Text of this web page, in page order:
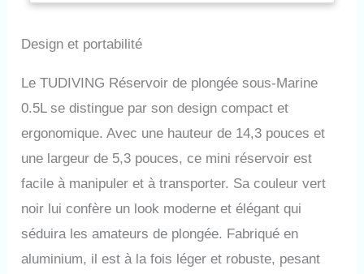
pour plus de détails. Si vous
【Conception portable】 : le
réservoir de plongée
TUDIVING de 0,5 L fournit 5 à
10 minutes d'air, les temps de
plongée varient en fonction de
votre fréquence respiratoire et
de la profondeur de plongée.
avec un diamètre de 6 cm est
très adaptée au transport.
plongée démonté, vous
Design et portabilité
Le TUDIVING Réservoir de plongée sous-Marine
0.5L se distingue par son design compact et
ergonomique. Avec une hauteur de 14,3 pouces et
une largeur de 5,3 pouces, ce mini réservoir est
facile à manipuler et à transporter. Sa couleur vert
noir lui confère un look moderne et élégant qui
séduira les amateurs de plongée. Fabriqué en
aluminium, il est à la fois léger et robuste, pesant